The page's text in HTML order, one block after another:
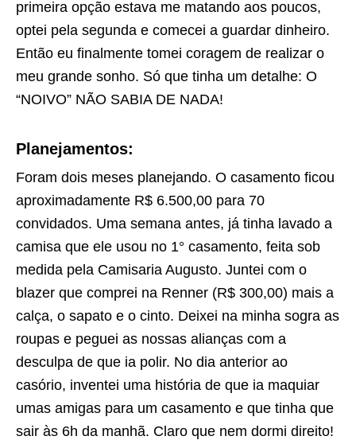
primeira opção estava me matando aos poucos,
optei pela segunda e comecei a guardar dinheiro.
Então eu finalmente tomei coragem de realizar o
meu grande sonho. Só que tinha um detalhe: O
“NOIVO” NÃO SABIA DE NADA!
Planejamentos:
Foram dois meses planejando. O casamento ficou
aproximadamente R$ 6.500,00 para 70
convidados. Uma semana antes, já tinha lavado a
camisa que ele usou no 1° casamento, feita sob
medida pela Camisaria Augusto. Juntei com o
blazer que comprei na Renner (R$ 300,00) mais a
calça, o sapato e o cinto. Deixei na minha sogra as
roupas e peguei as nossas alianças com a
desculpa de que ia polir. No dia anterior ao
casório, inventei uma história de que ia maquiar
umas amigas para um casamento e que tinha que
sair às 6h da manhã. Claro que nem dormi direito!